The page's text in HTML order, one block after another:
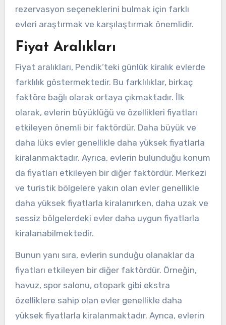
rezervasyon seçeneklerini bulmak için farklı
evleri araştırmak ve karşılaştırmak önemlidir.
Fiyat Aralıkları
Fiyat aralıkları, Pendik’teki günlük kiralık evlerde
farklılık göstermektedir. Bu farklılıklar, birkaç
faktöre bağlı olarak ortaya çıkmaktadır. İlk
olarak, evlerin büyüklüğü ve özellikleri fiyatları
etkileyen önemli bir faktördür. Daha büyük ve
daha lüks evler genellikle daha yüksek fiyatlarla
kiralanmaktadır. Ayrıca, evlerin bulunduğu konum
da fiyatları etkileyen bir diğer faktördür. Merkezi
ve turistik bölgelere yakın olan evler genellikle
daha yüksek fiyatlarla kiralanırken, daha uzak ve
sessiz bölgelerdeki evler daha uygun fiyatlarla
kiralanabilmektedir.
Bunun yanı sıra, evlerin sunduğu olanaklar da
fiyatları etkileyen bir diğer faktördür. Örneğin,
havuz, spor salonu, otopark gibi ekstra
özelliklere sahip olan evler genellikle daha
yüksek fiyatlarla kiralanmaktadır. Ayrıca, evlerin